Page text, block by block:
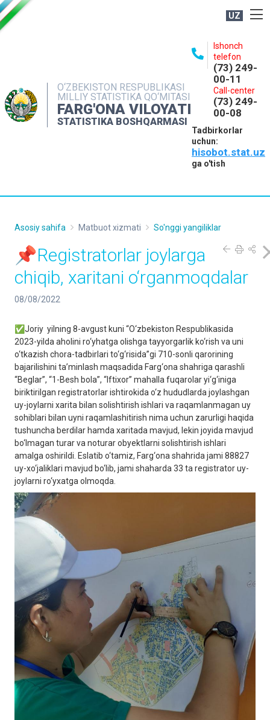
UZ
O‘ZBEKISTON RESPUBLIKASI
MILLIY STATISTIKA QO‘MITASI
FARG'ONA VILOYATI
STATISTIKA BOSHQARMASI
Ishonch
telefon
(73) 249-
00-11
Call-center
(73) 249-
00-08
Tadbirkorlar
uchun:
hisobot.stat.uz
ga o'tish
NASHRLAR
INTERAKTIV XIZMATLAR
MATBUOT XIZMATI
Asosiy sahifa Matbuot xizmati So'nggi yangiliklar
📌Registratorlar joylarga
chiqib, xaritani o‘rganmoqdalar
08/08/2022
✅Joriy yilning 8-avgust kuni “O‘zbekiston Respublikasida
2023-yilda aholini ro‘yhatga olishga tayyorgarlik ko‘rish va uni
o‘tkazish chora-tadbirlari to‘g‘risida”gi 710-sonli qarorining
bajarilishini ta’minlash maqsadida Farg‘ona shahriga qarashli
“Beglar”, “1-Besh bola”, “Iftixor” mahalla fuqarolar yi‘g‘iniga
biriktirilgan registratorlar ishtirokida o‘z hududlarda joylashgan
uy-joylarni xarita bilan solishtirish ishlari va raqamlanmagan uy
sohiblari bilan uyni raqamlashitirish nima uchun zarurligi haqida
tushuncha berdilar hamda xaritada mavjud, lekin joyida mavjud
bo‘lmagan turar va noturar obyektlarni solishtirish ishlari
amalga oshirildi. Eslatib o‘tamiz, Farg‘ona shahrida jami 88827
uy-xo‘jaliklari mavjud bo‘lib, jami shaharda 33 ta registrator uy-
joylarni ro‘yxatga olmoqda.